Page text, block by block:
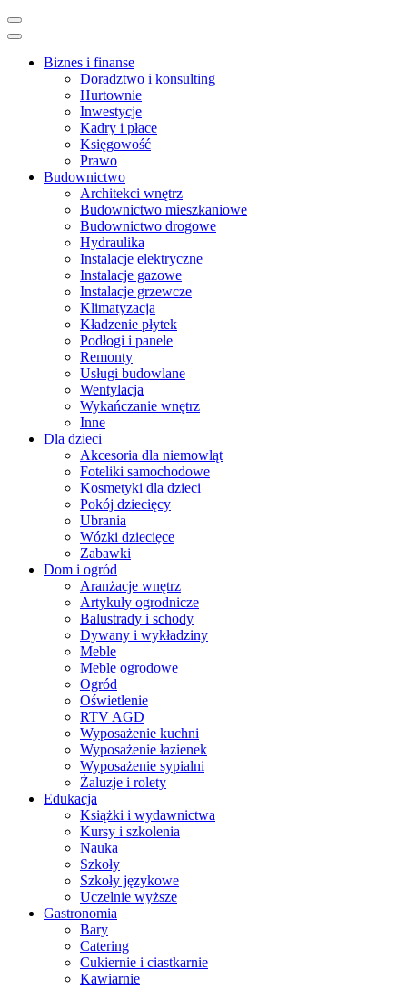
Skip
to
(Press
Biznes i finanse
Doradztwo i konsulting
Hurtownie
Inwestycje
Kadry i płace
Księgowość
Prawo
Budownictwo
Architekci wnętrz
Budownictwo mieszkaniowe
Budownictwo drogowe
Hydraulika
Instalacje elektryczne
Instalacje gazowe
Instalacje grzewcze
Klimatyzacja
Kładzenie płytek
Podłogi i panele
Remonty
Usługi budowlane
Wentylacja
Wykańczanie wnętrz
Inne
Dla dzieci
Akcesoria dla niemowląt
Foteliki samochodowe
Kosmetyki dla dzieci
Pokój dziecięcy
Ubrania
Wózki dziecięce
Zabawki
Dom i ogród
Aranżacje wnętrz
Artykuły ogrodnicze
Balustrady i schody
Dywany i wykładziny
Meble
Meble ogrodowe
Ogród
Oświetlenie
RTV AGD
Wyposażenie kuchni
Wyposażenie łazienek
Wyposażenie sypialni
Żaluzje i rolety
Edukacja
Książki i wydawnictwa
Kursy i szkolenia
Nauka
Szkoły
Szkoły językowe
Uczelnie wyższe
Gastronomia
Bary
Catering
Cukiernie i ciastkarnie
Kawiarnie